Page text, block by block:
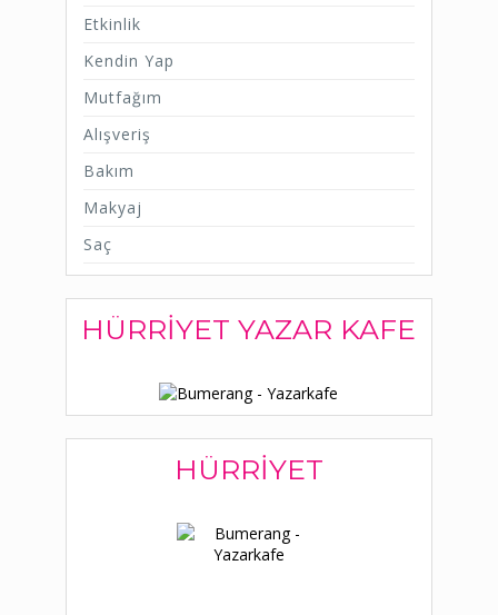
Etkinlik
Kendin Yap
Mutfağım
Alışveriş
Bakım
Makyaj
Saç
HÜRRIYET YAZAR KAFE
HÜRRIYET